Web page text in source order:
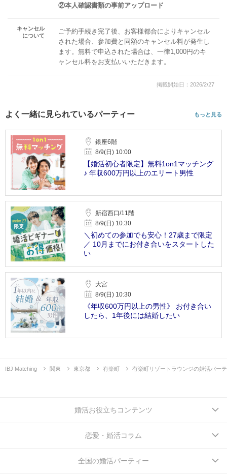
②本人確認書類の事前アップロード
キャンセル
について
ご予約手続き完了後、お客様都合によりキャンセル
された場合、参加費と同額のキャンセル料が発生し
ます。無料で申込された場合は、一律1,000円のキ
ャンセル料をお支払いいただきます。
掲載開始日：2026/2/27
よく一緒に見られているパーティー もっと見る
銀座6階
8/9(日) 10:00
【婚活初心者限定】無料1on1マッチング
♪ 年収600万円以上のエリート男性
新宿西口/11階
8/9(日) 10:30
＼初めての参加でも安心！27歳まで限定
／ 10月までにお付き合いをスタートした
い
大宮
8/9(日) 10:30
《年収600万円以上の男性》 お付き合い
したら、1年後には結婚したい
IBJ Matching 関東 東京都 有楽町 有楽町リゾートラウンジの婚活パー
婚活お役立ちコンテンツ
恋愛・婚活コラム
全国の婚活パーティー